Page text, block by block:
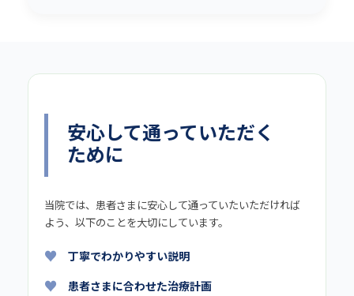
安心して通っていただく
ために
当院では、患者さまに安心して通っていたいただければ
よう、以下のことを大切にしています。
丁寧でわかりやすい説明
患者さまに合わせた治療計画